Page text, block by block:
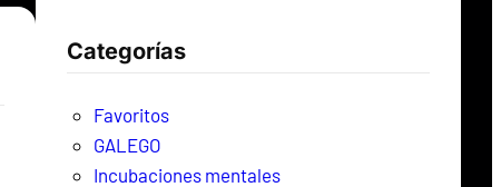
c
Categorías
Favoritos
GALEGO
Incubaciones mentales